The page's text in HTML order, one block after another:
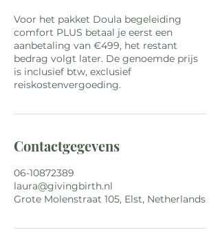
Voor het pakket Doula begeleiding
comfort PLUS betaal je eerst een
aanbetaling van €499, het restant
bedrag volgt later. De genoemde prijs
is inclusief btw, exclusief
reiskostenvergoeding.
Contactgegevens
06-10872389
laura@givingbirth.nl
Grote Molenstraat 105, Elst, Netherlands